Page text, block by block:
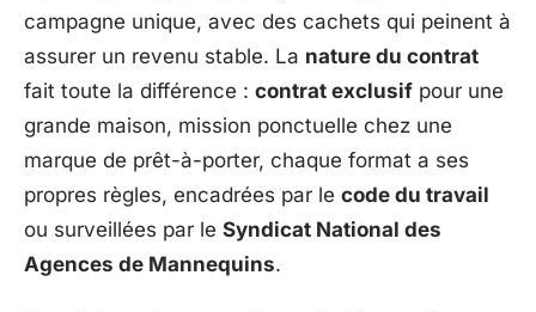
campagne unique, avec des cachets qui peinent à
assurer un revenu stable. La nature du contrat
fait toute la différence : contrat exclusif pour une
grande maison, mission ponctuelle chez une
marque de prêt-à-porter, chaque format a ses
propres règles, encadrées par le code du travail
ou surveillées par le Syndicat National des
Agences de Mannequins.